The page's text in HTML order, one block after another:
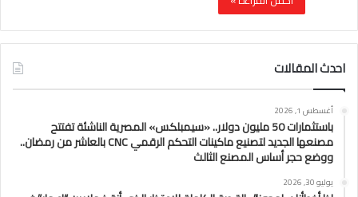
احدث المقالات
أغسطس 1, 2026
باستثمارات 50 مليون دولار.. «سيمبلكس» المصرية الناشئة تفتتح
مصنعها الجديد لتصنيع ماكينات التحكم الرقمي CNC بالعاشر من رمضان..
ووضع حجر أساس المصنع الثالث
يوليو 30, 2026